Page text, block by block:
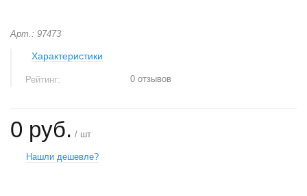
Арт.: 97473
Характеристики
Рейтинг: 0 отзывов
0 руб. / шт
Нашли дешевле?